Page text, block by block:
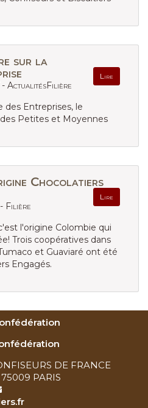
sur la
Lire
- ActualitésFilière
des Entreprises, le
Petites et Moyennes
Chocolatiers
Lire
Filière
l'origine Colombie qui
Trois coopératives dans
et Guaviaré ont été
Engagés.
DE FRANCE
PARIS